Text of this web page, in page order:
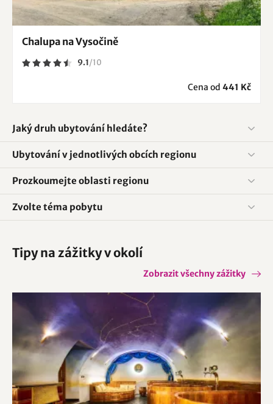
Chalupa na Vysočině
9.1/10
Cena od 441 Kč
Jaký druh ubytování hledáte?
Ubytování v jednotlivých obcích regionu
Prozkoumejte oblasti regionu
Zvolte téma pobytu
Tipy na zážitky v okolí
Zobrazit všechny zážitky